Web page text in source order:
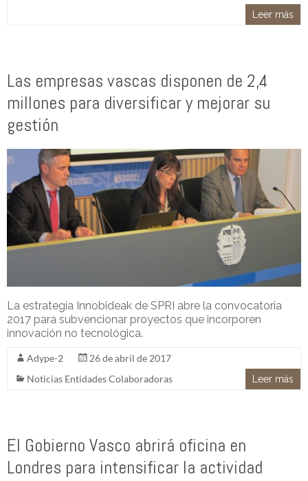
Leer más
Las empresas vascas disponen de 2,4
millones para diversificar y mejorar su
gestión
La estrategia Innobideak de SPRI abre la convocatoria
2017 para subvencionar proyectos que incorporen
innovación no tecnológica.
Adype-2
26 de abril de 2017
Noticias Entidades Colaboradoras
Leer más
El Gobierno Vasco abrirá oficina en
Londres para intensificar la actividad